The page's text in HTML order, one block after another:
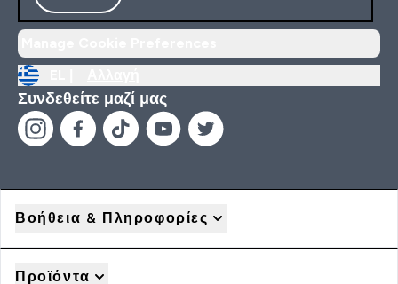
Συνδεθείτε μαζί μας
Βοήθεια & Πληροφορίες
Προϊόντα